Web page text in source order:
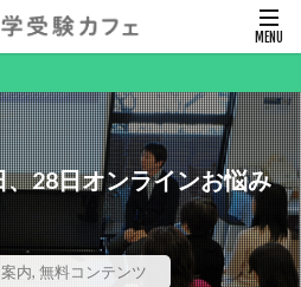
28日オンラインお悩み
内, 無料コンテンツ